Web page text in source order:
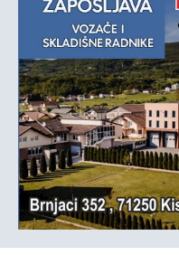
Sport
Kultura
Crna
kronika
Politika